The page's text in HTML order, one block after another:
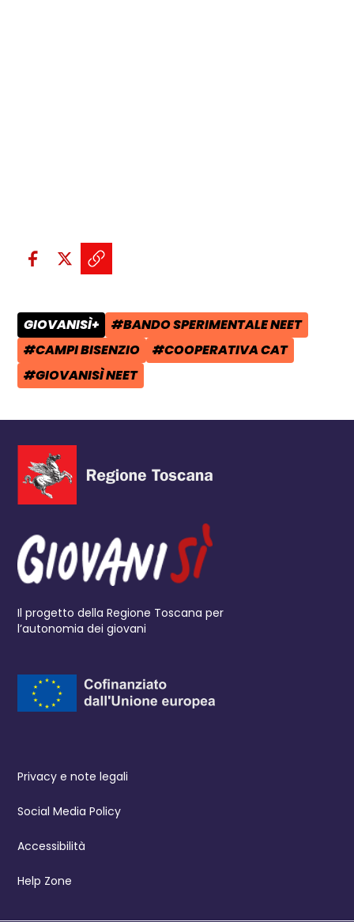
Condividi sui social:
Condividi su Facebook - apre
Condividi su X - apre una
Copia il link e condividi -
CATEGORIA POST:
GIOVANISÌ+ TAG:
#BANDO SPERIMENTALE NEET
TAG:
#CAMPI BISENZIO TAG:
#COOPERATIVA CAT
TAG:
#GIOVANISÌ NEET
Il progetto della Regione Toscana per
l’autonomia dei giovani
Privacy e note legali
Social Media Policy
Accessibilità
Help Zone